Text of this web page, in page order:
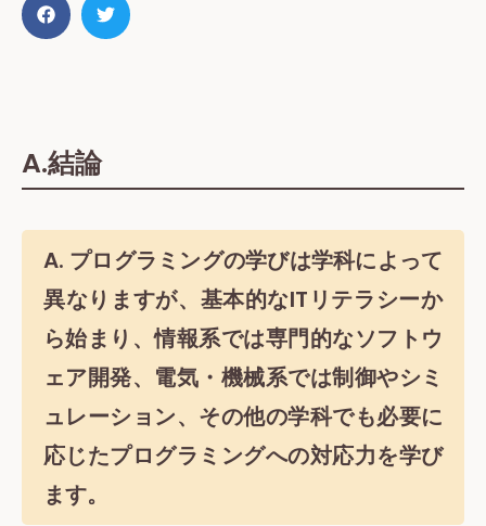
A.結論
A. プログラミングの学びは学科によって
異なりますが、基本的なITリテラシーか
ら始まり、情報系では専門的なソフトウ
ェア開発、電気・機械系では制御やシミ
ュレーション、その他の学科でも必要に
応じたプログラミングへの対応力を学び
ます。